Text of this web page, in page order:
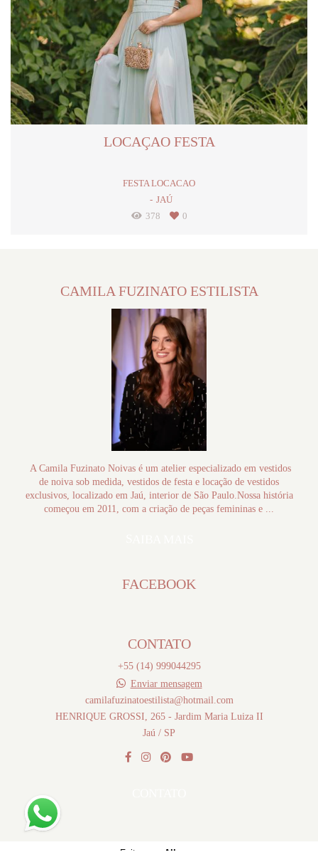
LOCAÇAO FESTA
FESTA LOCACAO
JAÚ
378
0
CAMILA FUZINATO ESTILISTA
A Camila Fuzinato Noivas é um atelier especializado em vestidos
de noiva sob medida, vestidos de festa e locação de vestidos
exclusivos, localizado em Jaú, interior de São Paulo.Nossa história
começou em 2011, com a criação de peças femininas e ...
FACEBOOK
CONTATO
+55 (14) 999044295
Enviar mensagem
camilafuzinatoestilista@hotmail.com
HENRIQUE GROSSI, 265 - Jardim Maria Luiza II
Jaú / SP
Feito com Alboom